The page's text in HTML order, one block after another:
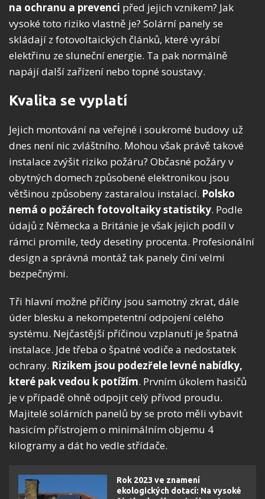
na ochranu a prevenci před jejich vznikem? Jak
vysoké toto riziko vlastně je? Solární panely se
skládají z fotovoltaických článků, které vyrábí
elektřinu ze sluneční energie. Ta pak normálně
napájí další zařízení nebo topné soustavy.
Kvalita se vyplatí
Jejich montování na veřejné i soukromé budovy už
dnes není nic zvláštního. Mohou však právě takové
instalace zvýšit riziko požáru? Občasné požáry v
obytných domech způsobené elektronikou jsou
většinou způsobeny zastaralou instalací. Polsko
nemá o požárech fotovoltaiky statistiky. Podle
údajů z Německa a Británie je však jejich podíl v
rámci promile, tedy desetiny procenta. Profesionální
design a správná montáž tak panely činí velmi
bezpečnými.
Tři hlavní možné příčiny jsou samotný zkrat, dále
úder blesku a nekompetentní odpojení celého
systému. Nejčastější příčinou vzplanutí je špatná
instalace. Jde třeba o špatné vodiče a nedostatek
ochrany. Rizikem jsou podezřele levné nabídky,
které pak vedou k potížím. Prvním úkolem hasičů
je v případě ohně odpojit celý přívod proudu.
Majitelé solárních panelů by se proto měli vybavit
hasicím přístrojem o minimálním objemu 4
kilogramy a dát ho vedle střídače.
Rok 2023 ve znamení
ekologických dotací: Na vysoké